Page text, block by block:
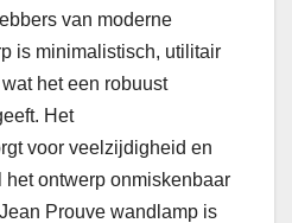
van moderne
is minimalistisch, utilitair
het een robuust
Het
voor veelzijdigheid en
ontwerp onmiskenbaar
Prouve wandlamp is